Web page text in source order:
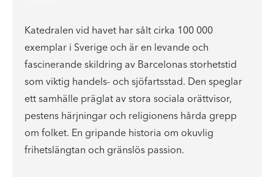
Katedralen vid havet har sålt cirka 100 000
exemplar i Sverige och är en levande och
fascinerande skildring av Barcelonas storhetstid
som viktig handels- och sjöfartsstad. Den speglar
ett samhälle präglat av stora sociala orättvisor,
pestens härjningar och religionens hårda grepp
om folket. En gripande historia om okuvlig
frihetslängtan och gränslös passion.